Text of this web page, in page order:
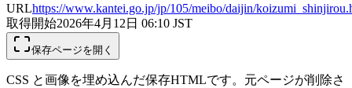
URLhttps://www.kantei.go.jp/jp/105/meibo/daijin/
取得開始2026年4月12日 06:10 JST
保存ページを開く
CSS と画像を埋め込んだ保存HTMLです。元ページが削除さ